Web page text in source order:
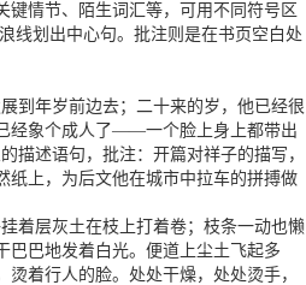
键情节、陌生词汇等，可用不同符号区
线划出中心句。批注则是在书页空白处
到年岁前边去；二十来的岁，他已经很
经象个成人了——一个脸上身上都带出
描述语句，批注：开篇对祥子的描写，
纸上，为后文他在城市中拉车的拼搏做
着层灰土在枝上打着卷；枝条一动也懒
巴巴地发着白光。便道上尘土飞起多
着行人的脸。处处干燥，处处烫手，